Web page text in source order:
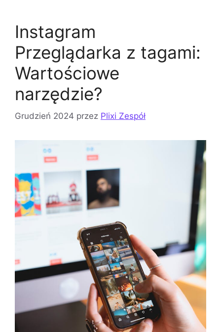
Instagram
Przeglądarka z tagami:
Wartościowe
narzędzie?
Grudzień 2024 przez Plixi Zespół